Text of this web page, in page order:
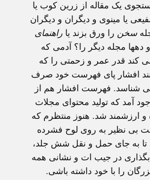
يک مقاله از زرين کوب يا
يا مينوی و ديگران و ديگران
سخن را ورق بزند يا راهنمای
دهها مجله ديگر را؟ آدمی که
کند قدر عمر و زحمتی را که
افشار پای فهرست خود صرف
شناسد. فهرست افشار هم از
آمد که توليد محتوای مجلات
و ارزشمند شد. هنوز منتظرم که
بی نظير به روی لوح فشرده
تا به جای حمل و نقل شش جلد،
در جيب ات و نشانی همه
را با خود داشته باشی.